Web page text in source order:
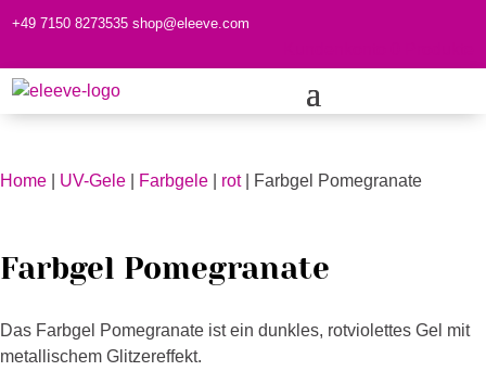
+49 7150 8273535 shop@eleeve.com
Home UV-Gele Farbgele rot| Farbgel Pomegranate
Farbgel Pomegranate
Das Farbgel Pomegranate ist ein dunkles, rotviolettes Gel mit
metallischem Glitzereffekt.